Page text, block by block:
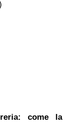
come la